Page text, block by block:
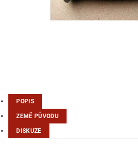
POPIS
ZEMĚ PŮVODU
DISKUZE